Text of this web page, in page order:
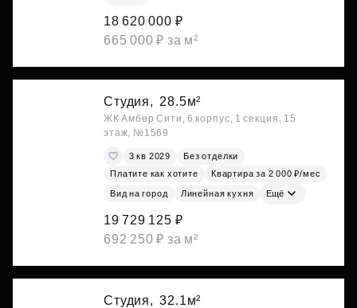
18 620 000 ₽
665 000 ₽ за м²
Студия, 28.5м²
ЖК Амбер Сити, 6 корпус, 1 секция, 15
этаж, №1569
3 кв 2029
Без отделки
Платите как хотите
Квартира за 2 000 ₽/мес
Вид на город Линейная кухня Ещё
19 729 125 ₽
692 250 ₽ за м²
Студия, 32.1м²